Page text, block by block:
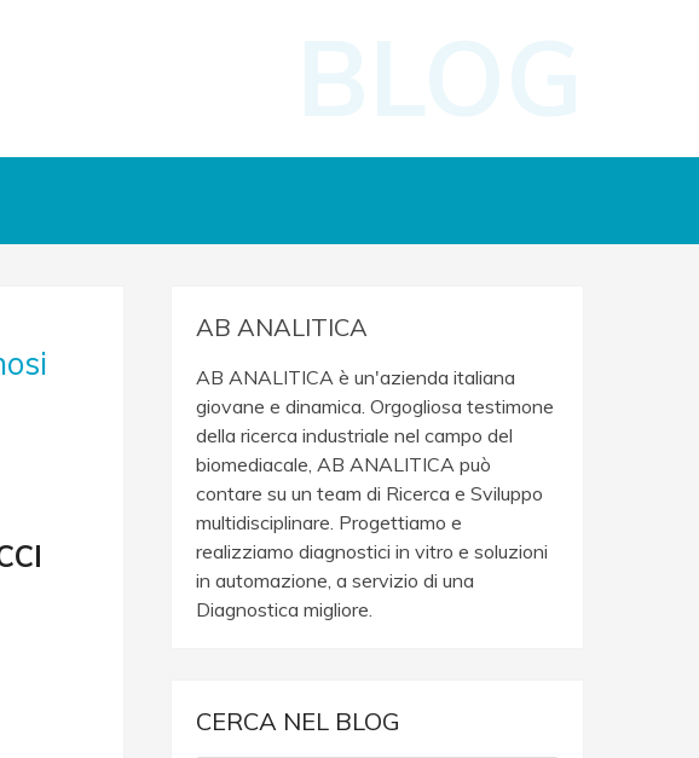
AB ANALITICA
AB ANALITICA è un'azienda italiana
giovane e dinamica. Orgogliosa testimone
della ricerca industriale nel campo del
biomediacale, AB ANALITICA può
contare su un team di Ricerca e Sviluppo
multidisciplinare. Progettiamo e
realizziamo diagnostici in vitro e soluzioni
in automazione, a servizio di una
Diagnostica migliore.
CERCA NEL BLOG